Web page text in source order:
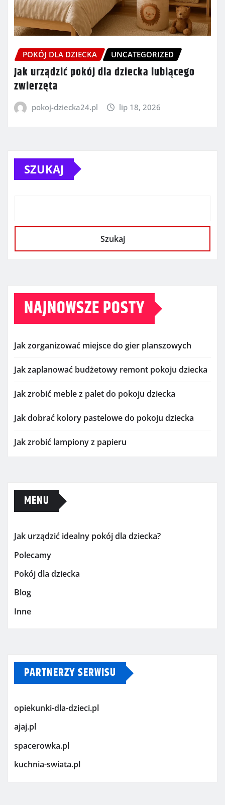
POKÓJ DLA DZIECKA UNCATEGORIZED
Jak urządzić pokój dla dziecka lubiącego
zwierzęta
pokoj-dziecka24.pl lip 18, 2026
SZUKAJ
Szukaj
NAJNOWSZE POSTY
Jak zorganizować miejsce do gier planszowych
Jak zaplanować budżetowy remont pokoju dziecka
Jak zrobić meble z palet do pokoju dziecka
Jak dobrać kolory pastelowe do pokoju dziecka
Jak zrobić lampiony z papieru
MENU
Jak urządzić idealny pokój dla dziecka?
Polecamy
Pokój dla dziecka
Blog
Inne
PARTNERZY SERWISU
opiekunki-dla-dzieci.pl
ajaj.pl
spacerowka.pl
kuchnia-swiata.pl